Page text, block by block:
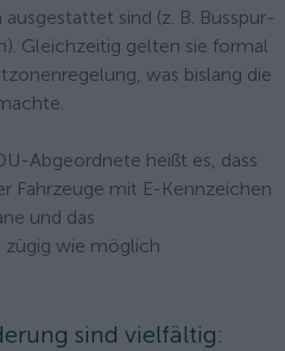
sind (z. B. Busspur­
Gleichzeitig gelten sie formal
was bislang die
Abgeordnete heißt es, dass
Fahrzeuge mit E-Kennzeichen
und das
zügig wie möglich
sind vielfältig: